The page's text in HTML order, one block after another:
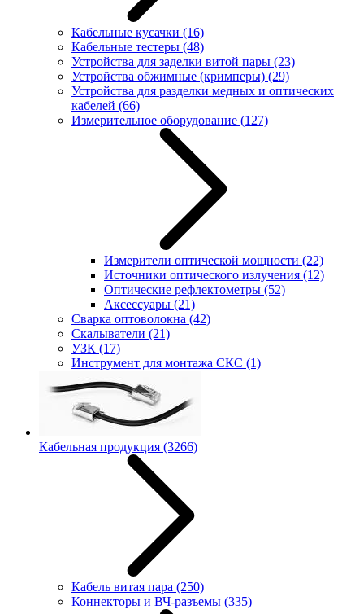
Кабельные кусачки (16)
Кабельные тестеры (48)
Устройства для заделки витой пары (23)
Устройства обжимные (кримперы) (29)
Устройства для разделки медных и оптических
кабелей (66)
Измерительное оборудование (127)
Измерители оптической мощности (22)
Источники оптического излучения (12)
Оптические рефлектометры (52)
Аксессуары (21)
Сварка оптоволокна (42)
Скалыватели (21)
УЗК (17)
Инструмент для монтажа СКС (1)
Кабельная продукция (3266)
Кабель витая пара (250)
Коннекторы и ВЧ-разъемы (335)